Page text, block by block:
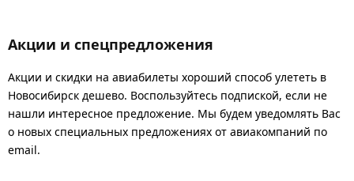
Акции и спецпредложения
Акции и скидки на авиабилеты хороший способ улететь в
Новосибирск дешево. Воспользуйтесь подпиской, если не
нашли интересное предложение. Мы будем уведомлять Вас
о новых специальных предложениях от авиакомпаний по
email.